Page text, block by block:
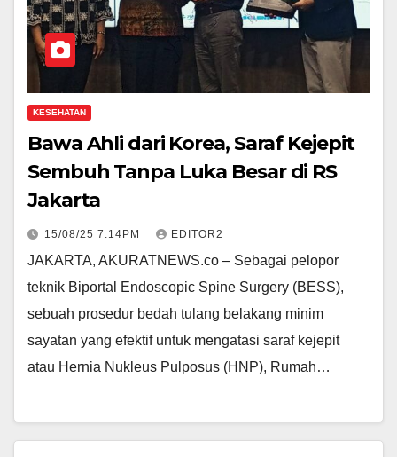
KESEHATAN
Bawa Ahli dari Korea, Saraf Kejepit
Sembuh Tanpa Luka Besar di RS
Jakarta
15/08/25 7:14PM EDITOR2
JAKARTA, AKURATNEWS.co – Sebagai pelopor
teknik Biportal Endoscopic Spine Surgery (BESS),
sebuah prosedur bedah tulang belakang minim
sayatan yang efektif untuk mengatasi saraf kejepit
atau Hernia Nukleus Pulposus (HNP), Rumah…